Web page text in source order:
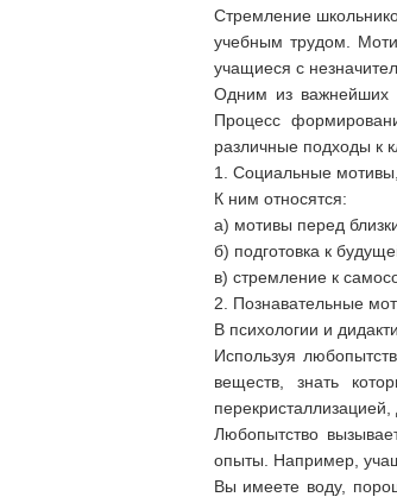
Стремление
учебным трудом.
учащиеся с
Одним из важнейших
Процесс
различные подходы к
1. Социальные
К ним относятся:
а) мотивы перед
б) подготовка к
в) стремление к
2. Познавательные
В психологии и
Используя
веществ, знать
Любопытство
опыты. Например,
Вы имеете воду,